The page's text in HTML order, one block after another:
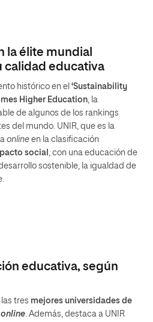
la élite mundial
calidad educativa
histórico en el ‘Sustainability
Higher Education , la
de algunos de los rankings
del mundo. UNIR, que es la
online en la clasificación
social
, con una educación de
sostenible, la igualdad de
educativa, según
tres mejores universidades de
online. Además, destaca a UNIR